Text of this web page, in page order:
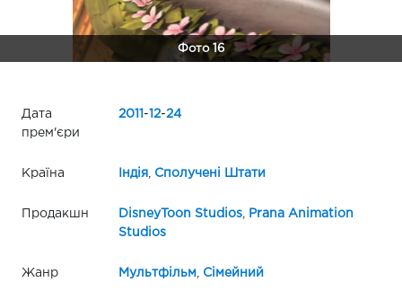
Фото 16
Дата
прем'єри
2011 -12-24
Країна Індія, Сполучені Штати
Продакшн DisneyToon Studios,
Prana Animation
Studios
Жанр Мультфільм, Сімейний